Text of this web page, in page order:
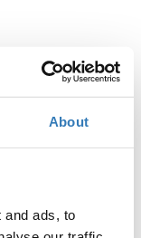
About
and ads, to